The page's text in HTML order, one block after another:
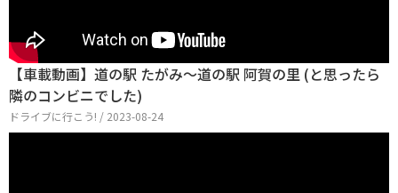
【車載動画】道の駅 たがみ～道の駅 阿賀の里 (と思ったら
隣のコンビニでした)
ドライブに行こう! / 2023-08-24